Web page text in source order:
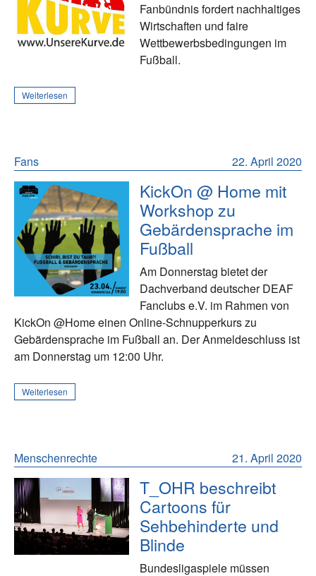
Fanbündnis fordert nachhaltiges
Wirtschaften und faire
Wettbewerbsbedingungen im
Fußball.
Weiterlesen
22. April 2020
Fans
KickOn @ Home mit
Workshop zu
Gebärdensprache im
Fußball
Am Donnerstag bietet der
Dachverband deutscher DEAF
Fanclubs e.V. im Rahmen von
KickOn @Home einen Online-Schnupperkurs zu
Gebärdensprache im Fußball an. Der Anmeldeschluss ist
am Donnerstag um 12:00 Uhr.
Weiterlesen
21. April 2020
Menschenrechte
T_OHR beschreibt
Cartoons für
Sehbehinderte und
Blinde
Bundesligaspiele müssen